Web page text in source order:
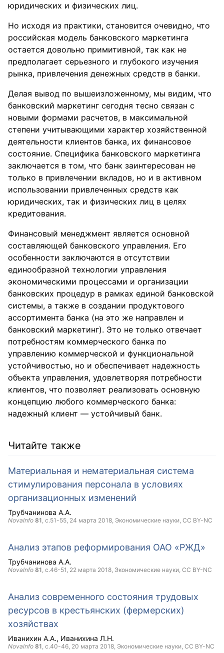
юридических и физических лиц.
Но исходя из практики, становится очевидно, что
российская модель банковского маркетинга
остается довольно примитивной, так как не
предполагает серьезного и глубокого изучения
рынка, привлечения денежных средств в банки.
Делая вывод по вышеизложенному, мы видим, что
банковский маркетинг сегодня тесно связан с
новыми формами расчетов, в максимальной
степени учитывающими характер хозяйственной
деятельности клиентов банка, их финансовое
состояние. Специфика банковского маркетинга
заключается в том, что банк заинтересован не
только в привлечении вкладов, но и в активном
использовании привлеченных средств как
юридических, так и физических лиц в целях
кредитования.
Финансовый менеджмент является основной
составляющей банковского управления. Его
особенности заключаются в отсутствии
единообразной технологии управления
экономическими процессами и организации
банковских процедур в рамках единой банковской
системы, а также в создании продуктового
ассортимента банка (на это же направлен и
банковский маркетинг). Это не только отвечает
потребностям коммерческого банка по
управлению коммерческой и функциональной
устойчивостью, но и обеспечивает надежность
объекта управления, удовлетворяя потребности
клиентов, что позволяет реализовать основную
концепцию любого коммерческого банка:
надежный клиент — устойчивый банк.
Читайте также
Материальная и нематериальная система
стимулирования персонала в условиях
организационных изменений
Трубчанинова А.А.
NovaInfo 81, с.51-55, 24 марта 2018, Экономические науки, CC BY-NC
Анализ этапов реформирования ОАО «РЖД»
Трубчанинова А.А.
NovaInfo 81, с.46-51, 22 марта 2018, Экономические науки, CC BY-NC
Анализ современного состояния трудовых
ресурсов в крестьянских (фермерских)
хозяйствах
Иванихин А.А. Иванихина Л.Н.
NovaInfo 81, с.40-46, 20 марта 2018, Экономические науки, CC BY-NC